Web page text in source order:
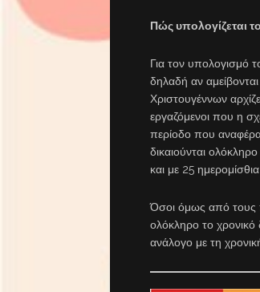
Πώς υπολογίζεται
Για τον
δηλαδή αν
Χριστουγέννων
εργαζόμενοι που η
περίοδο που
δικαιούνται
και με 25
Όσοι όμως από τους
ολόκληρο το
ανάλογο με τη